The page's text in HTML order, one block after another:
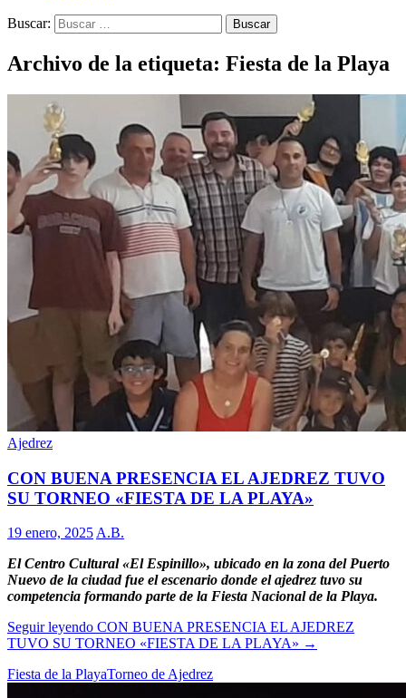
Buscar:
Archivo de la etiqueta: Fiesta de la Playa
Ajedrez
CON BUENA PRESENCIA EL AJEDREZ TUVO
SU TORNEO «FIESTA DE LA PLAYA»
19 enero, 2025 A.B.
El Centro Cultural «El Espinillo», ubicado en la zona del Puerto
Nuevo de la ciudad fue el escenario donde el ajedrez tuvo su
competencia formando parte de la Fiesta Nacional de la Playa.
Seguir leyendo CON BUENA PRESENCIA EL AJEDREZ
TUVO SU TORNEO «FIESTA DE LA PLAYA» →
Fiesta de la PlayaTorneo de Ajedrez